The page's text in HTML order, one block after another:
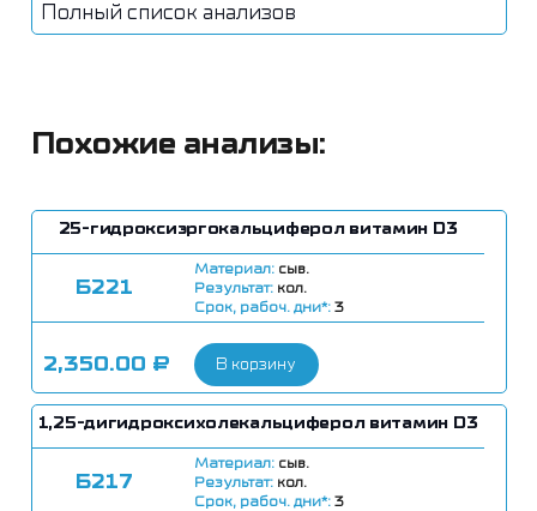
Полный список анализов
Похожие анализы:
25-гидроксиэргокальциферол витамин D3
Б221
Материал: сыв.
Результат: кол.
Срок, рабоч. дни*:3
2,350.00 ₽ В корзину
1,25-дигидроксихолекальциферол витамин D3
Б217
Материал: сыв.
Результат: кол.
Срок, рабоч. дни*:3